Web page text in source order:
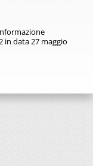
in data 27 maggio